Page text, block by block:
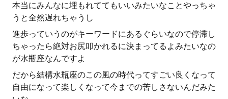
本当にみんなに埋もれててもいいみたいなことやっちゃ
うと全然遅れちゃうし
進歩っていうのがキーワードにあるぐらいなので停滞し
ちゃったら絶対お尻叩かれるに決まってるよみたいなの
が水瓶座なんですよ
だから結構水瓶座のこの風の時代ってすごい良くなって
自由になって楽しくなって今までの苦しさないんだみた